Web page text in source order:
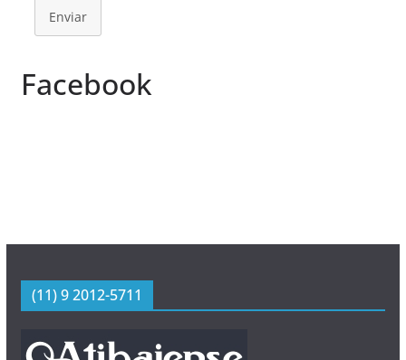
Enviar
Facebook
(11) 9 2012-5711